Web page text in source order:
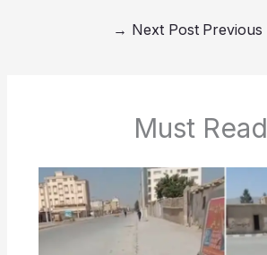
Next Post
→
Must Read